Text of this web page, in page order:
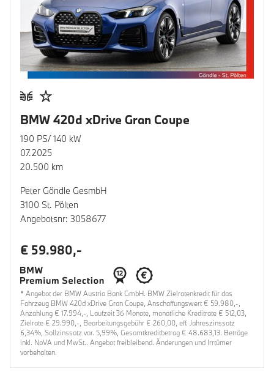
BMW 420d xDrive Gran Coupe
190 PS/ 140 kW
07.2025
20.500 km
Peter Göndle GesmbH
3100 St. Pölten
Angebotsnr: 3058677
€ 59.980,-
* Angebot der BMW Austria Bank GmbH. BMW Zielratenkredit für das
Fahrzeug BMW 420d xDrive Gran Coupe, Anschaffungswert € 59.980,-,
Anzahlung € 17.994,-, Laufzeit 36 Monate, monatliche Kreditrate € 512,03,
Zielrate € 29.990,-, Bearbeitungsgebühr € 260,00, eff. Jahreszinssatz
6,34%, Sollzinssatz var. 5,99%, Gesamtkreditbetrag € 48.683,13. Beträge
inkl. NoVA und MwSt.. Angebot freibleibend. Änderungen und Irrtümer
vorbehalten.